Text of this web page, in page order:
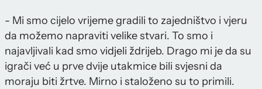
- Mi smo cijelo vrijeme gradili to zajedništvo i vjeru
da možemo napraviti velike stvari. To smo i
najavljivali kad smo vidjeli ždrijeb. Drago mi je da su
igrači već u prve dvije utakmice bili svjesni da
moraju biti žrtve. Mirno i staloženo su to primili.